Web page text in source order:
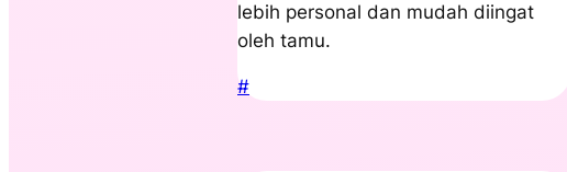
lebih personal dan mudah diingat
oleh tamu.
#